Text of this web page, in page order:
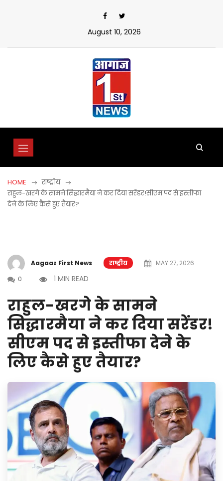
August 10, 2026
HOME
राष्ट्रीय
राहुल-खरगे के सामने सिद्धारमैया ने कर दिया सरेंडर!सीएम पद से इस्तीफा
देने के लिए कैसे हुए तैयार?
Aagaaz First News राष्ट्रीय
MAY 27, 2026
0
1 MIN READ
राहुल-खरगे के सामने
सिद्धारमैया ने कर दिया सरेंडर!
सीएम पद से इस्तीफा देने के
लिए कैसे हुए तैयार?